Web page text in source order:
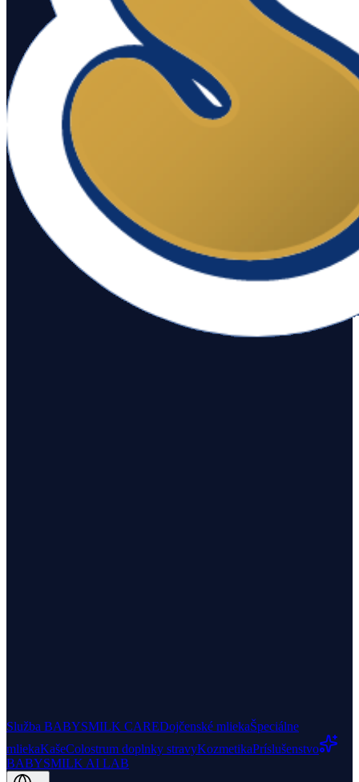
Služba BABYSMILK CAREDojčenské mliekaŠpeciálne
mliekaKašeColostrum doplnky stravyKozmetikaPríslušenstvo
BABYSMILK AI LAB